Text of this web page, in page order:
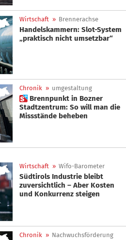
Wirtschaft » Brennerachse
Handelskammern: Slot-System
„praktisch nicht umsetzbar“
Chronik » umgestaltung
 Brennpunkt in Bozner
Stadtzentrum: So will man die
Missstände beheben
Wirtschaft » Wifo-Barometer
Südtirols Industrie bleibt
zuversichtlich – Aber Kosten
und Konkurrenz steigen
Chronik » Nachwuchsförderung